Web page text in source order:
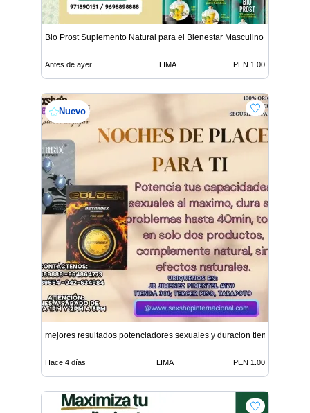
Bio Prost Suplemento Natural para el Bienestar Masculino
Antes de ayer LIMA PEN 1.00
Nuevo
mejores resultados potenciadores sexuales y duracion tiendas
Hace 4 días LIMA PEN 1.00